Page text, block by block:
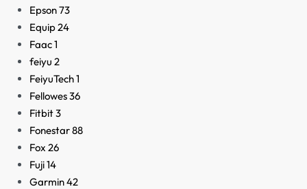
Epson73
Equip24
Faac1
feiyu 2
FeiyuTech1
Fellowes36
Fitbit3
Fonestar88
Fox 26
Fuji14
Garmin42